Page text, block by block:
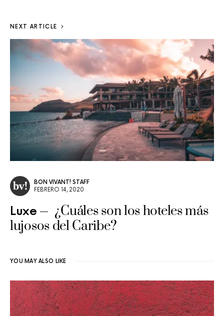
NEXT ARTICLE
BON VIVANT! STAFF
FEBRERO 14, 2020
Luxe
¿Cuáles son los hoteles más
lujosos del Caribe?
YOU MAY ALSO LIKE